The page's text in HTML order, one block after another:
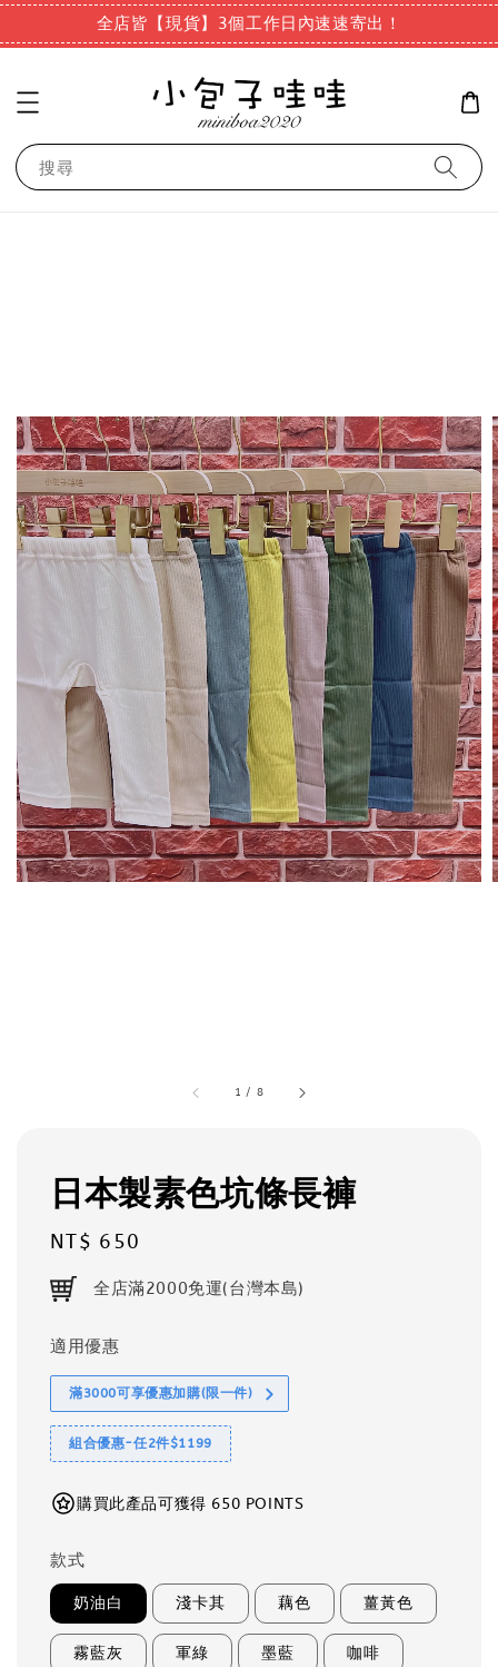
全店皆【現貨】3個工作日內速速寄出！
搜尋
1 / 8
日本製素色坑條長褲
Regular
price
NT$ 650
全店滿2000免運(台灣本島)
適用優惠
滿3000可享優惠加購(限一件)
組合優惠-任2件$1199
購買此產品可獲得 650 POINTS
款式
奶油白 淺卡其 藕色 薑黃色
霧藍灰 軍綠 墨藍 咖啡